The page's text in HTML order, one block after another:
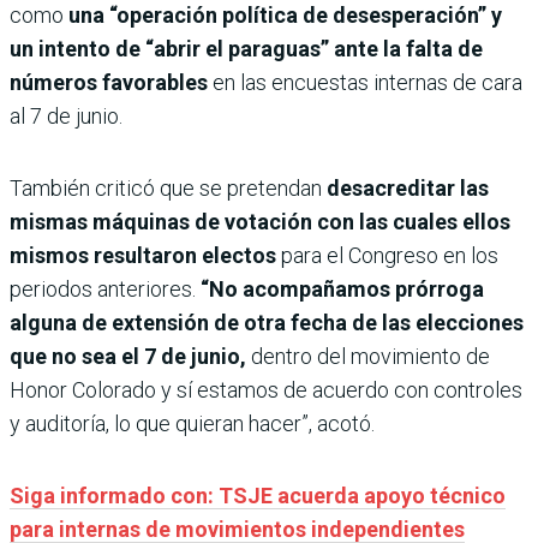
como una “operación política de desesperación” y
un intento de “abrir el paraguas” ante la falta de
números favorables en las encuestas internas de cara
al 7 de junio.
También criticó que se pretendan desacreditar las
mismas máquinas de votación con las cuales ellos
mismos resultaron electospara el Congreso en los
periodos anteriores. “No acompañamos prórroga
alguna de extensión de otra fecha de las elecciones
que no sea el 7 de junio, dentro del movimiento de
Honor Colorado y sí estamos de acuerdo con controles
y auditoría, lo que quieran hacer”, acotó.
Siga informado con: TSJE acuerda apoyo técnico
para internas de movimientos independientes